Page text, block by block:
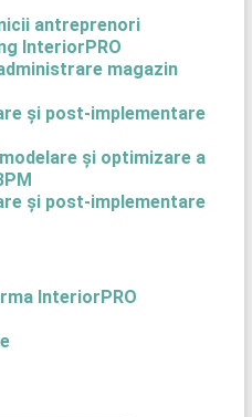
antreprenori
InteriorPRO
magazin
și post-implementare
și optimizare a
și post-implementare
InteriorPRO